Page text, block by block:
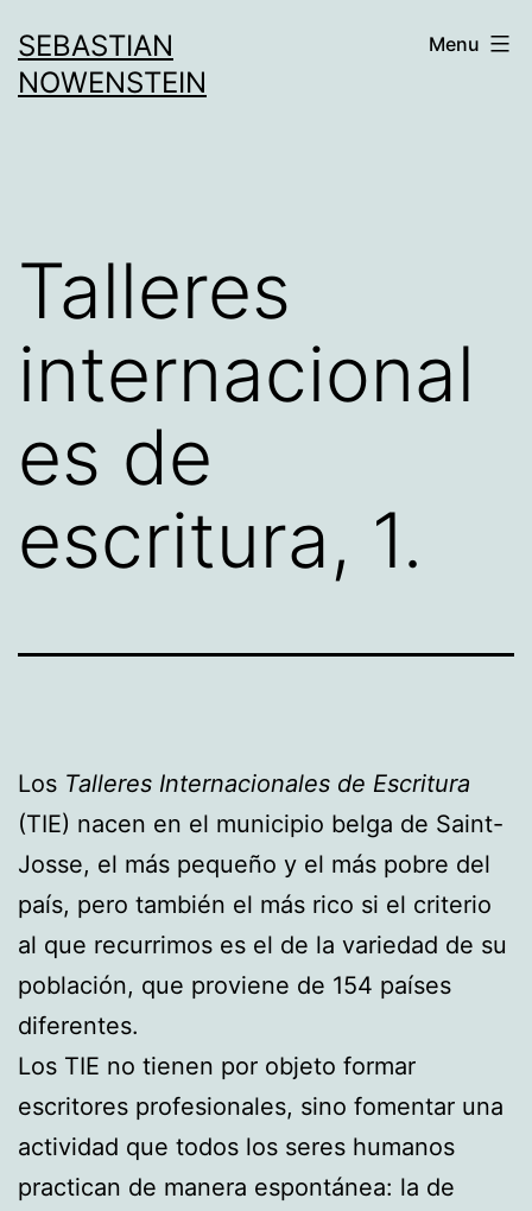
au
contenu
SEBASTIAN
NOWENSTEIN
Menu
Talleres
internacional
es de
escritura, 1.
Los Talleres Internacionales de Escritura
(TIE) nacen en el municipio belga de Saint-
Josse, el más pequeño y el más pobre del
país, pero también el más rico si el criterio
al que recurrimos es el de la variedad de su
población, que proviene de 154 países
diferentes.
Los TIE no tienen por objeto formar
escritores profesionales, sino fomentar una
actividad que todos los seres humanos
practican de manera espontánea: la de